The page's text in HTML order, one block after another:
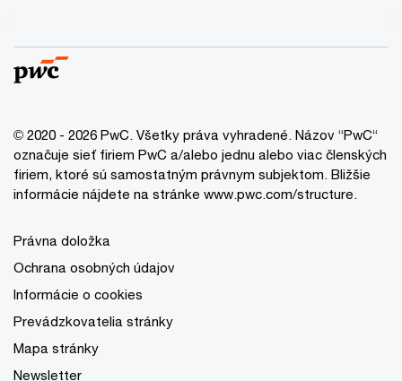
© 2020 - 2026 PwC. Všetky práva vyhradené. Názov “PwC“
označuje sieť firiem PwC a/alebo jednu alebo viac členských
firiem, ktoré sú samostatným právnym subjektom. Bližšie
informácie nájdete na stránke www.pwc.com/structure.
Právna doložka
Ochrana osobných údajov
Informácie o cookies
Prevádzkovatelia stránky
Mapa stránky
Newsletter